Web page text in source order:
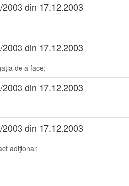
din 17.12.2003
din 17.12.2003
de a face;
din 17.12.2003
din 17.12.2003
adiţional;